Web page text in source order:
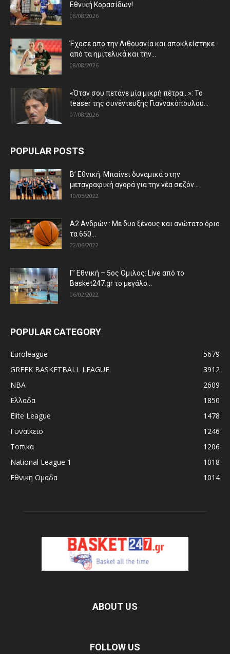
Εθνική Κορασίδων!
08/08/2026
Έχασε απο την Λιθουανία και αποκλείστηκε
από τα ημιτελικά και την...
08/08/2026
«Όταν σου πετάνε μία μικρή πέτρα…»: Το
teaser της συνέντευξης Γιαννακόπουλου...
07/08/2026
POPULAR POSTS
Β’ Εθνική: Μπαίνει δυναμικά στην
μεταγραφική αγορά για την νέα σεζόν...
10/05/2022
Α2 Ανδρών : Με δυο ξένους και ανώτατο όριο
τα 650...
22/06/2022
Γ’ Εθνική – 5ος Όμιλος: Live από το
Basket247.gr το μεγάλο...
06/02/2022
POPULAR CATEGORY
Euroleague
5679
GREEK BASKETBALL LEAGUE
3912
NBA
2609
Ελλαδα
1850
Elite League
1478
Γυναικειο
1246
Τοπικα
1206
National League 1
1018
Εθνικη Ομαδα
1014
ABOUT US
FOLLOW US